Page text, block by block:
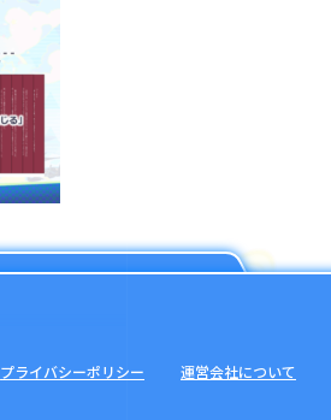
プライバシーポリシー 運営会社について